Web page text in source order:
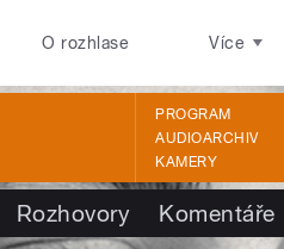
O rozhlase Více
PROGRAM
AUDIOARCHIV
KAMERY
Rozhovory Komentáře